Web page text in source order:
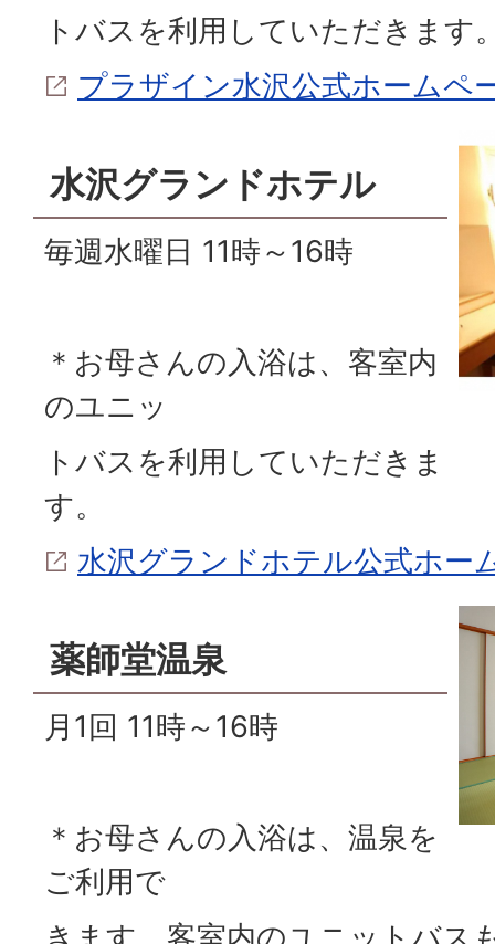
トバスを利用していただきます
プラザイン水沢公式ホームペ
水沢グランドホテル
毎週水曜日 11時～16時
＊お母さんの入浴は、客室内
のユニッ
トバスを利用していただきま
す。
水沢グランドホテル公式ホー
薬師堂温泉
月1回 11時～16時
＊お母さんの入浴は、温泉を
ご利用で